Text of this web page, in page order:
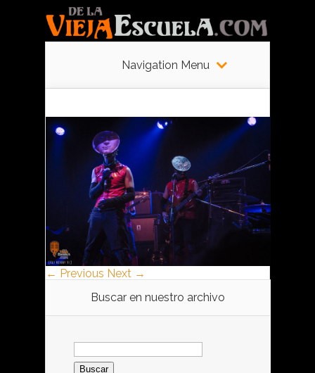
Navigation Menu
← Previous Next →
Buscar en nuestro archivo
Buscar: